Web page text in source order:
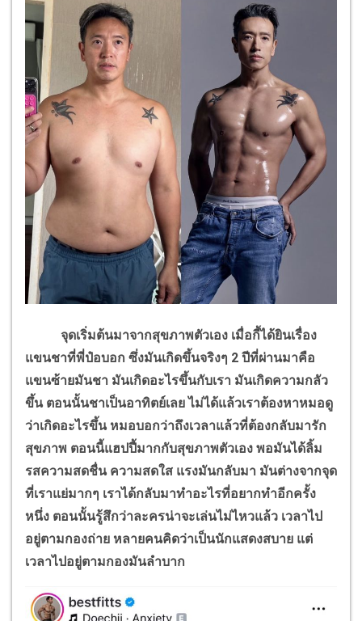
จุดเริ่มต้นมาจากสุขภาพตัวเอง เมื่อกี้ได้ยินเรื่อง
แขนชาที่พี่ป๋อบอก ซึ่งมันเกิดขึ้นจริงๆ 2 ปีที่ผ่านมาคือ
แขนซ้ายมันชา มันเกิดอะไรขึ้นกับเรา มันเกิดความกลัว
ขึ้น ตอนนั้นชาเป็นอาทิตย์เลย ไม่ได้แล้วเราต้องหาหมอดู
ว่าเกิดอะไรขึ้น หมอบอกว่าถึงเวลาแล้วที่ต้องกลับมารัก
สุขภาพ ตอนนี้แฮปปี้มากกับสุขภาพตัวเอง พอมันได้ลิ้ม
รสความสดชื่น ความสดใส แรงมันกลับมา มันต่างจากจุด
ที่เราแย่มากๆ เราได้กลับมาทำอะไรที่อยากทำอีกครั้ง
หนึ่ง ตอนนั้นรู้สึกว่าละครน่าจะเล่นไม่ไหวแล้ว เวลาไป
อยู่ตามกองถ่าย หลายคนคิดว่าเป็นนักแสดงสบาย แต่
เวลาไปอยู่ตามกองมันลำบาก